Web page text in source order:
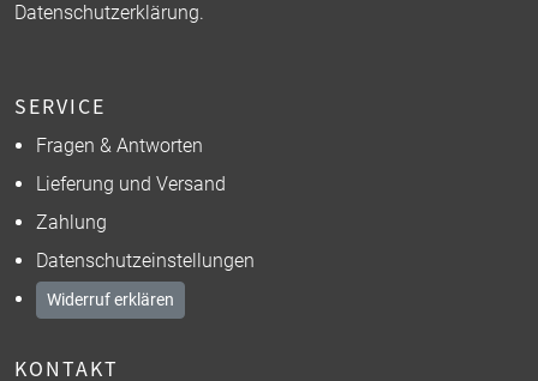
Datenschutzerklärung.
SERVICE
Fragen & Antworten
Lieferung und Versand
Zahlung
Datenschutzeinstellungen
Widerruf erklären
KONTAKT